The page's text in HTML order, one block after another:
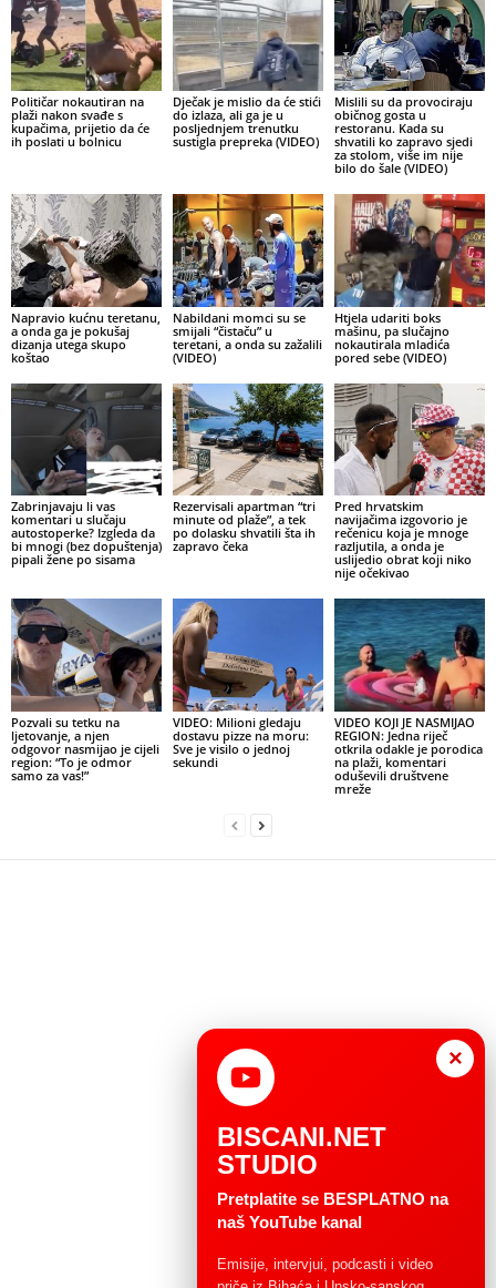
Političar nokautiran na
plaži nakon svađe s
kupačima, prijetio da će
ih poslati u bolnicu
Dječak je mislio da će stići
do izlaza, ali ga je u
posljednjem trenutku
sustigla prepreka (VIDEO)
Mislili su da provociraju
običnog gosta u
restoranu. Kada su
shvatili ko zapravo sjedi
za stolom, više im nije
bilo do šale (VIDEO)
Napravio kućnu teretanu,
a onda ga je pokušaj
dizanja utega skupo
koštao
Nabildani momci su se
smijali “čistaču” u
teretani, a onda su zažalili
(VIDEO)
Htjela udariti boks
mašinu, pa slučajno
nokautirala mladića
pored sebe (VIDEO)
Zabrinjavaju li vas
komentari u slučaju
autostoperke? Izgleda da
bi mnogi (bez dopuštenja)
pipali žene po sisama
Rezervisali apartman “tri
minute od plaže”, a tek
po dolasku shvatili šta ih
zapravo čeka
Pred hrvatskim
navijačima izgovorio je
rečenicu koja je mnoge
razljutila, a onda je
uslijedio obrat koji niko
nije očekivao
Pozvali su tetku na
ljetovanje, a njen
odgovor nasmijao je cijeli
region: “To je odmor
samo za vas!”
VIDEO: Milioni gledaju
dostavu pizze na moru:
Sve je visilo o jednoj
sekundi
VIDEO KOJI JE NASMIJAO
REGION: Jedna riječ
otkrila odakle je porodica
na plaži, komentari
oduševili društvene
mreže
×
BISCANI.NET
STUDIO
Pretplatite se BESPLATNO na
naš YouTube kanal
Emisije, intervjui, podcasti i video